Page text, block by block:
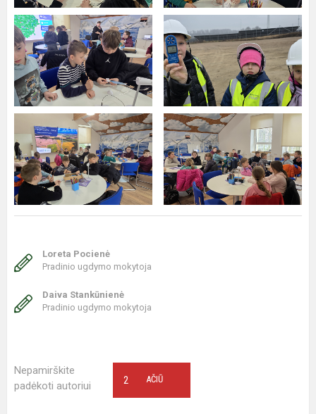
Loreta Pocienė
Pradinio ugdymo mokytoja
Daiva Stankūnienė
Pradinio ugdymo mokytoja
Nepamirškite
padėkoti autoriui
AČIŪ
2